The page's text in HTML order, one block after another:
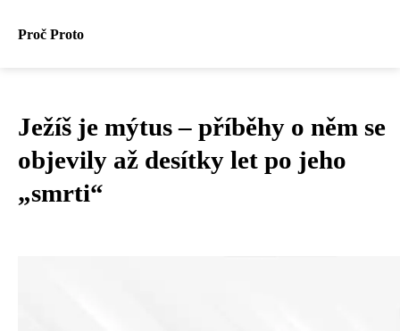
Proč Proto
Ježíš je mýtus – příběhy o něm se
objevily až desítky let po jeho
„smrti“